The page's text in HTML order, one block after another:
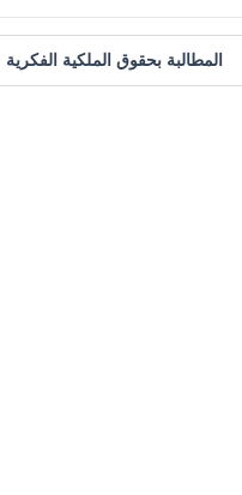
المطالبة بحقوق الملكية الفكرية